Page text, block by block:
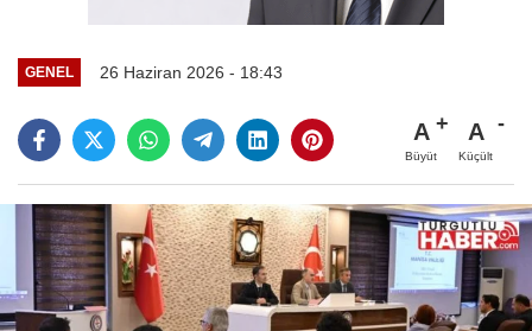
GENEL 26 Haziran 2026 - 18:43
A
Büyüt
A
Küçült